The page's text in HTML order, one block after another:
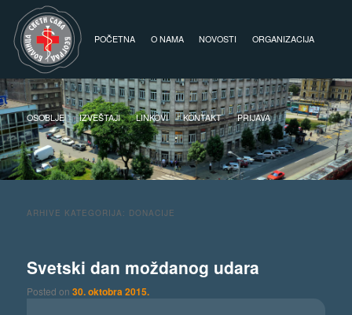
Glavni izbornik
Skoči na primarni sadržaj
Skoči na sekundarni sadržaj
POČETNA O NAMA NOVOSTI ORGANIZACIJA
OSOBLJE IZVEŠTAJI LINKOVI KONTAKT PRIJAVA
ARHIVE KATEGORIJA: DONACIJE
Svetski dan moždanog udara
Posted on30. oktobra 2015.